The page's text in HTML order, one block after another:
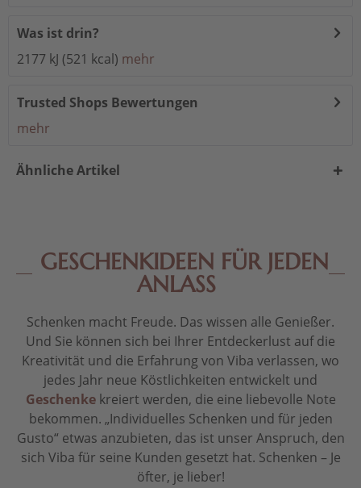
Was ist drin?
2177 kJ (521 kcal) mehr
Trusted Shops Bewertungen
mehr
Ähnliche Artikel
GESCHENKIDEEN FÜR JEDEN
ANLASS
Schenken macht Freude. Das wissen alle Genießer.
Und Sie können sich bei Ihrer Entdeckerlust auf die
Kreativität und die Erfahrung von Viba verlassen, wo
jedes Jahr neue Köstlichkeiten entwickelt und
Geschenkekreiert werden, die eine liebevolle Note
bekommen. „Individuelles Schenken und für jeden
Gusto“ etwas anzubieten, das ist unser Anspruch, den
sich Viba für seine Kunden gesetzt hat. Schenken – Je
öfter, je lieber!